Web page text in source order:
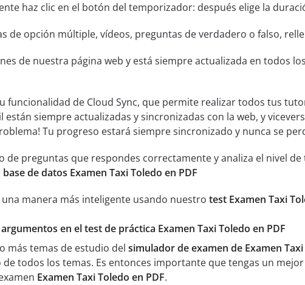
haz clic en el botón del temporizador: después elige la
de opción múltiple, vídeos, preguntas de verdadero o falso,
de nuestra página web y está siempre actualizada en todos
funcionalidad de Cloud Sync, que permite realizar todos tus
siempre actualizadas y sincronizadas con la web, y
Tu progreso estará siempre sincronizado y nunca se
de preguntas que respondes correctamente y analiza el nivel
base de datos Examen Taxi Toledo en PDF
manera más inteligente usando nuestro test Examen Taxi
en el test de práctica Examen Taxi Toledo en PDF
más temas de estudio del simulador de examen de Examen
todos los temas. Es entonces importante que tengas un
Examen Taxi Toledo en PDF.